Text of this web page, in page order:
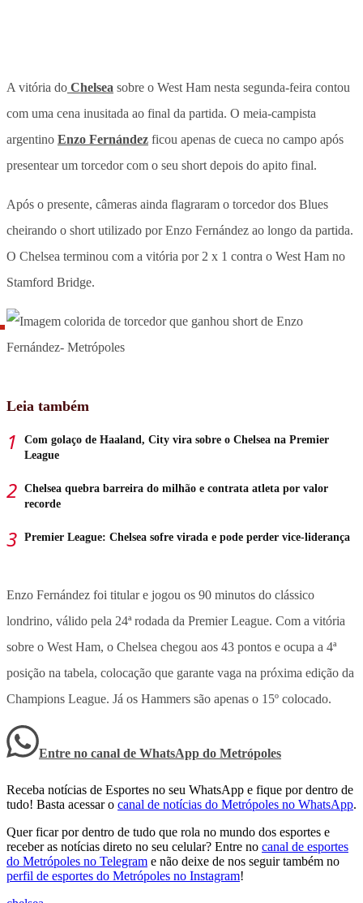
A vitória do Chelsea sobre o West Ham nesta segunda-feira contou
com uma cena inusitada ao final da partida. O meia-campista
argentino Enzo Fernández ficou apenas de cueca no campo após
presentear um torcedor com o seu short depois do apito final.
Após o presente, câmeras ainda flagraram o torcedor dos Blues
cheirando o short utilizado por Enzo Fernández ao longo da partida.
O Chelsea terminou com a vitória por 2 x 1 contra o West Ham no
Stamford Bridge.
Leia também
Com golaço de Haaland, City vira sobre o Chelsea na Premier
League
Chelsea quebra barreira do milhão e contrata atleta por valor
recorde
Premier League: Chelsea sofre virada e pode perder vice-liderança
Enzo Fernández foi titular e jogou os 90 minutos do clássico
londrino, válido pela 24ª rodada da Premier League. Com a vitória
sobre o West Ham, o Chelsea chegou aos 43 pontos e ocupa a 4ª
posição na tabela, colocação que garante vaga na próxima edição da
Champions League. Já os Hammers são apenas o 15º colocado.
Entre no canal de WhatsApp do Metrópoles
Receba notícias de Esportes no seu WhatsApp e fique por dentro de
tudo! Basta acessar o canal de notícias do Metrópoles no WhatsApp.
Quer ficar por dentro de tudo que rola no mundo dos esportes e
receber as notícias direto no seu celular? Entre no canal de esportes
do Metrópoles no Telegram e não deixe de nos seguir também no
perfil de esportes do Metrópoles no Instagram!